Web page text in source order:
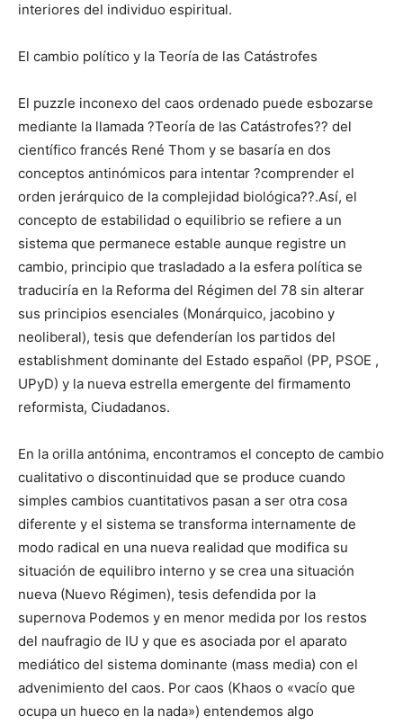
interiores del individuo espiritual.
El cambio político y la Teoría de las Catástrofes
El puzzle inconexo del caos ordenado puede esbozarse
mediante la llamada ?Teoría de las Catástrofes?? del
científico francés René Thom y se basaría en dos
conceptos antinómicos para intentar ?comprender el
orden jerárquico de la complejidad biológica??.Así, el
concepto de estabilidad o equilibrio se refiere a un
sistema que permanece estable aunque registre un
cambio, principio que trasladado a la esfera política se
traduciría en la Reforma del Régimen del 78 sin alterar
sus principios esenciales (Monárquico, jacobino y
neoliberal), tesis que defenderían los partidos del
establishment dominante del Estado español (PP, PSOE ,
UPyD) y la nueva estrella emergente del firmamento
reformista, Ciudadanos.
En la orilla antónima, encontramos el concepto de cambio
cualitativo o discontinuidad que se produce cuando
simples cambios cuantitativos pasan a ser otra cosa
diferente y el sistema se transforma internamente de
modo radical en una nueva realidad que modifica su
situación de equilibro interno y se crea una situación
nueva (Nuevo Régimen), tesis defendida por la
supernova Podemos y en menor medida por los restos
del naufragio de IU y que es asociada por el aparato
mediático del sistema dominante (mass media) con el
advenimiento del caos. Por caos (Khaos o «vacío que
ocupa un hueco en la nada») entendemos algo